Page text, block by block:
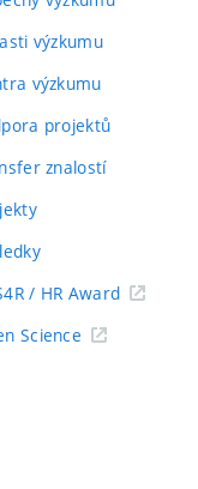
výzkumu
výzkumu
projektů
znalostí
/ HR Award
Science